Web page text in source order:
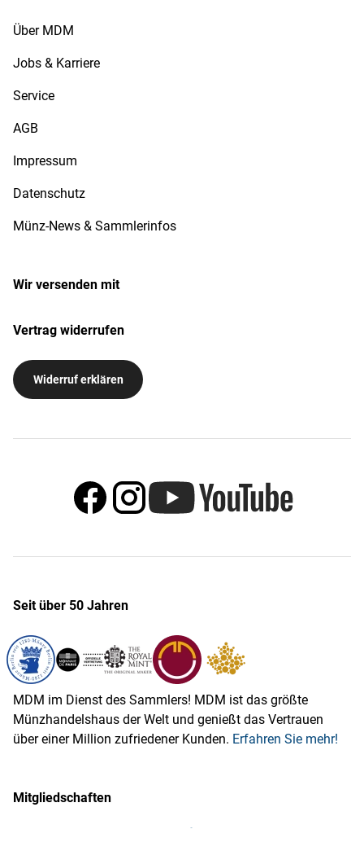
Über MDM
Jobs & Karriere
Service
AGB
Impressum
Datenschutz
Münz-News & Sammlerinfos
Wir versenden mit
Vertrag widerrufen
Widerruf erklären
Seit über 50 Jahren
MDM im Dienst des Sammlers! MDM ist das größte
Münzhandelshaus der Welt und genießt das Vertrauen
über einer Million zufriedener Kunden. Erfahren Sie mehr!
Mitgliedschaften